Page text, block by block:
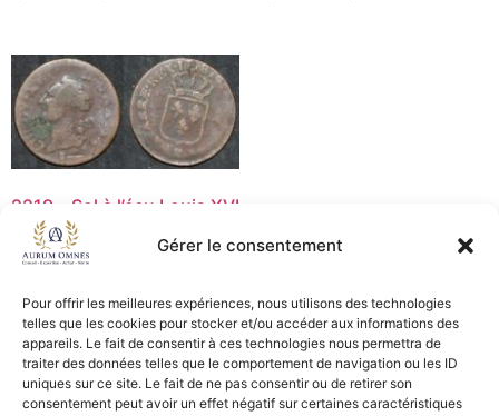
Gérer le consentement
Pour offrir les meilleures expériences, nous utilisons des technologies
telles que les cookies pour stocker et/ou accéder aux informations des
appareils. Le fait de consentir à ces technologies nous permettra de
traiter des données telles que le comportement de navigation ou les ID
uniques sur ce site. Le fait de ne pas consentir ou de retirer son
consentement peut avoir un effet négatif sur certaines caractéristiques
2219 – Sol à l’écu Louis XVI
– 1787K – B+
7,50€
Ajouter au panier
CGV - CGL